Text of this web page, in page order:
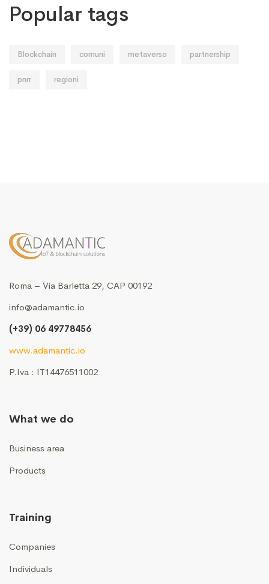
Popular tags
Blockchain comuni metaverso partnership
pnrr regioni
Roma – Via Barletta 29, CAP 00192
info@adamantic.io
(+39) 06 49778456
www.adamantic.io
P.Iva : IT14476511002
What we do
Business area
Products
Training
Companies
Individuals